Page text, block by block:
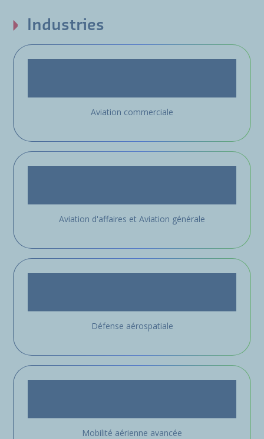
Industries
Aviation commerciale
Aviation d'affaires et Aviation générale
Défense aérospatiale
Mobilité aérienne avancée